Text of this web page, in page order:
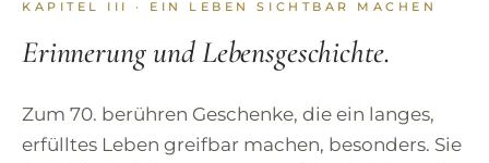
KAPITEL III · EIN LEBEN SICHTBAR MACHEN
Erinnerung und Lebensgeschichte.
Zum 70. berühren Geschenke, die ein langes,
erfülltes Leben greifbar machen, besonders. Sie